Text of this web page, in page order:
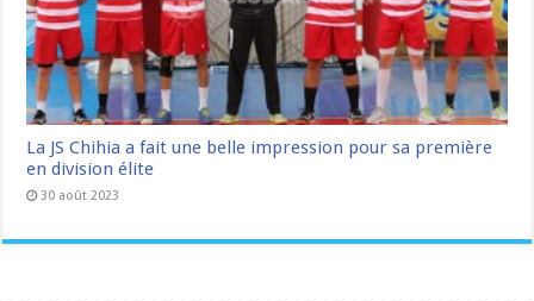
La JS Chihia a fait une belle impression pour sa première
en division élite
30 août 2023